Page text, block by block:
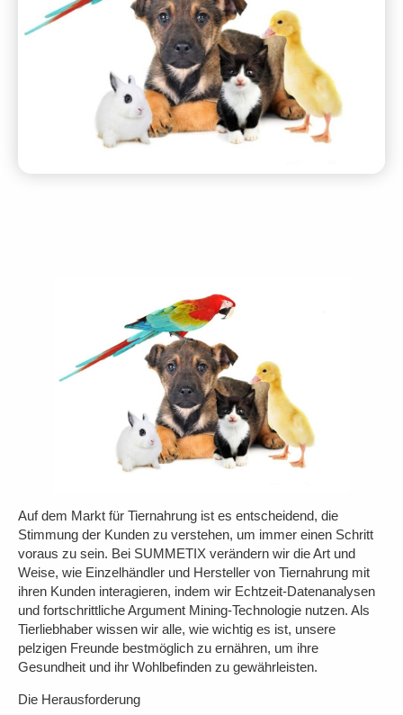
Auf dem Markt für Tiernahrung ist es entscheidend, die
Stimmung der Kunden zu verstehen, um immer einen Schritt
voraus zu sein. Bei SUMMETIX verändern wir die Art und
Weise, wie Einzelhändler und Hersteller von Tiernahrung mit
ihren Kunden interagieren, indem wir Echtzeit-Datenanalysen
und fortschrittliche Argument Mining-Technologie nutzen. Als
Tierliebhaber wissen wir alle, wie wichtig es ist, unsere
pelzigen Freunde bestmöglich zu ernähren, um ihre
Gesundheit und ihr Wohlbefinden zu gewährleisten.
Die Herausforderung